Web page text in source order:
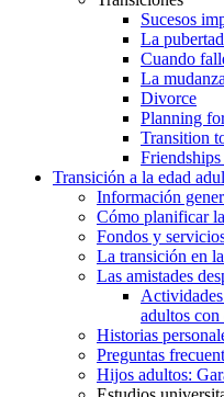
Sucesos
La
Cuando
La
Divorce
Planning
Transition
Transición a la edad
Información
Cómo planificar
Fondos y
La transición en
Las amistades
adultos con
Historias
Preguntas
Hijos adultos: